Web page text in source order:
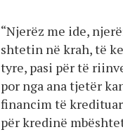
“Njerëz me ide,
shtetin në krah, të
tyre, pasi për të
por nga ana tjetër
financim të
për kredinë